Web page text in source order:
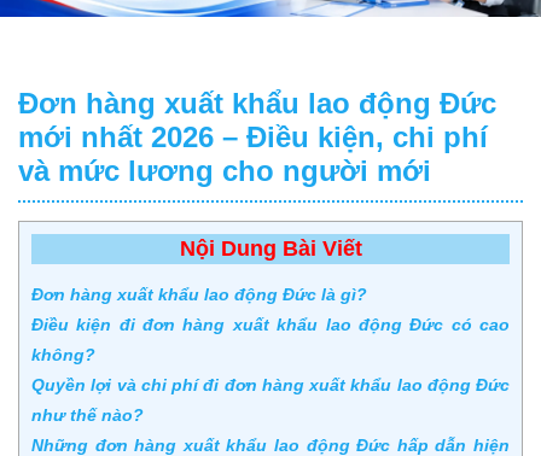
Đơn hàng xuất khẩu lao động Đức
mới nhất 2026 – Điều kiện, chi phí
và mức lương cho người mới
Nội Dung Bài Viết
Đơn hàng xuất khẩu lao động Đức là gì?
Điều kiện đi đơn hàng xuất khẩu lao động Đức có cao
không?
Quyền lợi và chi phí đi đơn hàng xuất khẩu lao động Đức
như thế nào?
Những đơn hàng xuất khẩu lao động Đức hấp dẫn hiện